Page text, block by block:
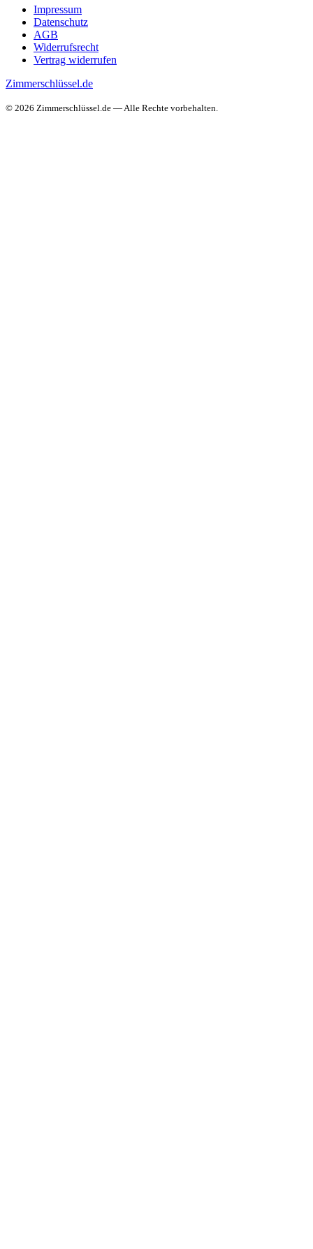
Impressum
Datenschutz
AGB
Widerrufsrecht
Vertrag widerrufen
Zimmerschlüssel.de
© 2026 Zimmerschlüssel.de — Alle Rechte vorbehalten.